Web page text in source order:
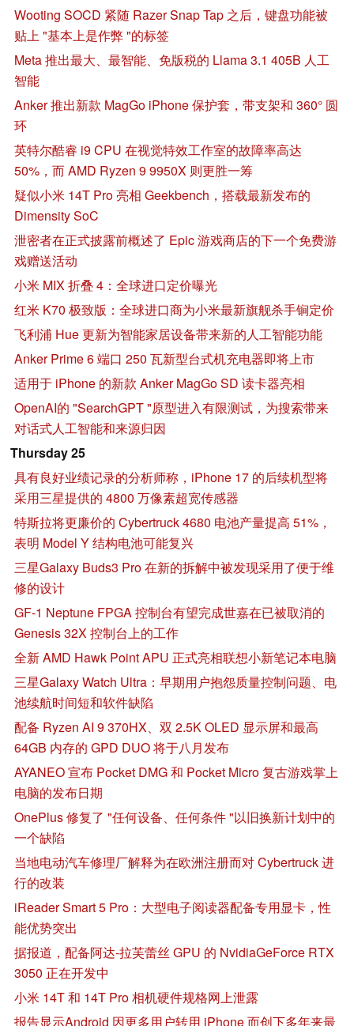
Wooting SOCD 紧随 Razer Snap Tap 之后，键盘功能被
贴上 "基本上是作弊 "的标签
Meta 推出最大、最智能、免版税的 Llama 3.1 405B 人工
智能
Anker 推出新款 MagGo iPhone 保护套，带支架和 360° 圆
环
英特尔酷睿 i9 CPU 在视觉特效工作室的故障率高达
50%，而 AMD Ryzen 9 9950X 则更胜一筹
疑似小米 14T Pro 亮相 Geekbench，搭载最新发布的
Dimensity SoC
泄密者在正式披露前概述了 Epic 游戏商店的下一个免费游
戏赠送活动
小米 MIX 折叠 4：全球进口定价曝光
红米 K70 极致版：全球进口商为小米最新旗舰杀手锏定价
飞利浦 Hue 更新为智能家居设备带来新的人工智能功能
Anker Prime 6 端口 250 瓦新型台式机充电器即将上市
适用于 iPhone 的新款 Anker MagGo SD 读卡器亮相
OpenAI的 "SearchGPT "原型进入有限测试，为搜索带来
对话式人工智能和来源归因
Thursday 25
具有良好业绩记录的分析师称，iPhone 17 的后续机型将
采用三星提供的 4800 万像素超宽传感器
特斯拉将更廉价的 Cybertruck 4680 电池产量提高 51%，
表明 Model Y 结构电池可能复兴
三星Galaxy Buds3 Pro 在新的拆解中被发现采用了便于维
修的设计
GF-1 Neptune FPGA 控制台有望完成世嘉在已被取消的
Genesis 32X 控制台上的工作
全新 AMD Hawk Point APU 正式亮相联想小新笔记本电脑
三星Galaxy Watch Ultra：早期用户抱怨质量控制问题、电
池续航时间短和软件缺陷
配备 Ryzen AI 9 370HX、双 2.5K OLED 显示屏和最高
64GB 内存的 GPD DUO 将于八月发布
AYANEO 宣布 Pocket DMG 和 Pocket Micro 复古游戏掌上
电脑的发布日期
OnePlus 修复了 "任何设备、任何条件 "以旧换新计划中的
一个缺陷
当地电动汽车修理厂解释为在欧洲注册而对 Cybertruck 进
行的改装
iReader Smart 5 Pro：大型电子阅读器配备专用显卡，性
能优势突出
据报道，配备阿达-拉芙蕾丝 GPU 的 NvidiaGeForce RTX
3050 正在开发中
小米 14T 和 14T Pro 相机硬件规格网上泄露
报告显示Android 因更多用户转用 iPhone 而创下多年来最